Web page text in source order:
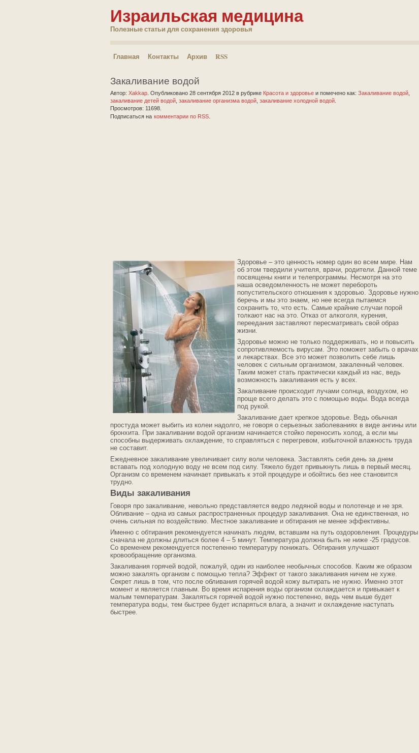
Израильская медицина
Полезные статьи для сохранения здоровья
Главная Контакты Архив RSS
Закаливание водой
Автор: Xakkap Опубликовано 28 сентября 2012 в рубрике Красота и здоровье и помечено как: Закаливание водой
закаливание детей водой закаливание организма водой закаливание холодной водой
Просмотров: 11698.
Подписаться на комментарии по RSS.
Здоровье – это ценность номер один во всем мире. Нам
об этом твердили учителя, врачи, родители. Данной теме
посвящены книги и телепрограммы. Несмотря на это
наша осведомленность не может перебороть
попустительского отношения к здоровью. Здоровье нужно
беречь и мы это знаем, но нее всегда пытаемся
сохранить то, что есть. Самые крайние случаи порой
толкают нас на это. Отказ от алкоголя, курения,
переедания заставляют пересматривать свой образ
жизни.
Здоровье можно не только поддерживать, но и повысить
сопротивляемость вирусам. Это поможет забыть о врачах
и лекарствах. Все это может позволить себе лишь
человек с сильным организмом, закаленный человек.
Таким может стать практически каждый из нас, ведь
возможность закаливания есть у всех.
Закаливание происходит лучами солнца, воздухом, но
проще всего делать это с помощью воды. Вода всегда
под рукой.
Закаливание дает крепкое здоровье. Ведь обычная
простуда может выбить из колеи надолго, не говоря о серьезных заболеваниях в виде ангины или
бронхита. При закаливании водой организм начинается стойко переносить холод, а если мы
способны выдерживать охлаждение, то справляться с перегревом, избыточной влажность труда
не составит.
Ежедневное закаливание увеличивает силу воли человека. Заставлять себя день за днем
вставать под холодную воду не всем под силу. Тяжело будет привыкнуть лишь в первый месяц.
Организм со временем начинает привыкать к этой процедуре и обойтись без нее становится
трудно.
Виды закаливания
Говоря про закаливание, невольно представляется ведро ледяной воды и полотенце и не зря.
Обливание – одна из самых распространенных процедур закаливания. Она не единственная, но
очень сильная по воздействию. Местное закаливание и обтирания не менее эффективны.
Именно с обтирания рекомендуется начинать людям, вставшим на путь оздоровления. Процедуры
сначала не должны длиться более 4 – 5 минут. Температура должна быть не ниже -25 градусов.
Со временем рекомендуется постепенно температуру понижать. Обтирания улучшают
кровообращение организма.
Закаливания горячей водой, пожалуй, один из наиболее необычных способов. Каким же образом
можно закалять организм с помощью тепла? Эффект от такого закаливания ничем не хуже.
Секрет лишь в том, что после обливания горячей водой кожу вытирать не нужно. Именно этот
момент и является главным. Во время испарения воды организм охлаждается и привыкает к
малым температурам. Закаляться горячей водой нужно постепенно, ведь чем выше будет
температура воды, тем быстрее будет испаряться влага, а значит и охлаждение наступать
быстрее.